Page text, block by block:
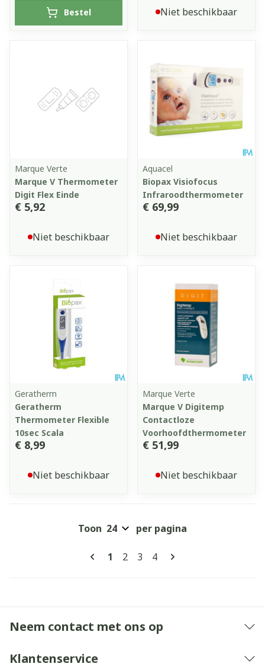
Bestel Niet beschikbaar
Marque Verte
Marque V Thermometer
Digit Flex Einde
€ 5,92
Niet beschikbaar
Aquacel
Biopax Visiofocus
Infraroodthermometer
€ 69,99
Niet beschikbaar
Geratherm
Geratherm
Thermometer Flexible
10sec Scala
€ 8,99
Niet beschikbaar
Marque Verte
Marque V Digitemp
Contactloze
Voorhoofdthermometer
€ 51,99
Niet beschikbaar
Pagina's
U lees momenteel pagina
1 Pagina
2 Pagina
3 Pagina
4
Toon per pagina
Neem contact met ons op
Klantenservice